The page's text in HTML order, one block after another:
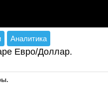
Аналитика
Евро/Доллар.